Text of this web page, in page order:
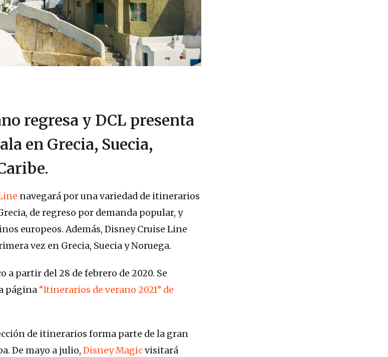
regresa y DCL presenta
en Grecia, Suecia,
navegará por una variedad de itinerarios
de regreso por demanda popular, y
europeos. Además, Disney Cruise Line
vez en Grecia, Suecia y Noruega.
a partir del 28 de febrero de 2020. Se
página “Itinerarios de verano 2021” de
de itinerarios forma parte de la gran
De mayo a julio, Disney Magicvisitará